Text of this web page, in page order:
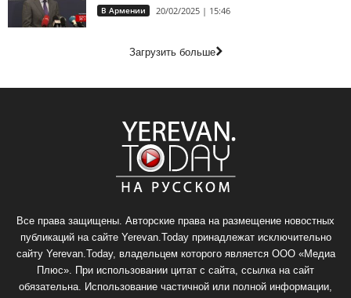
В Армении 20/02/2025 | 15:46
Загрузить больше
Все права защищены. Авторские права на размещение новостных
публикаций на сайте Yerevan.Today принадлежат исключительно
сайту Yerevan.Today, владельцем которого является ООО «Медиа
Плюс». При использовании цитат с сайта, ссылка на сайт
обязательна. Использование частичной или полной информации,